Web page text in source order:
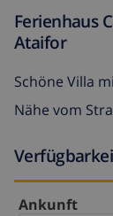
Ferienhaus
Ataifor
Schöne Villa
Nähe vom
Ankunft